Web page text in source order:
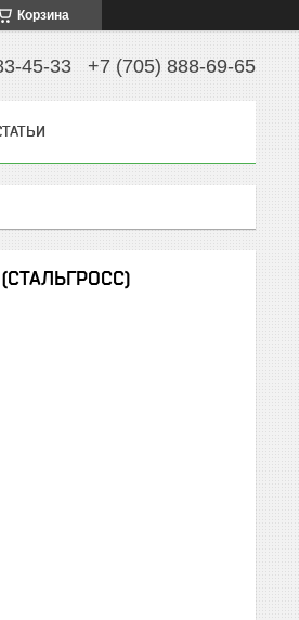
Корзина
45-33 +7 (705) 888-69-65
(СТАЛЬГРОСС)